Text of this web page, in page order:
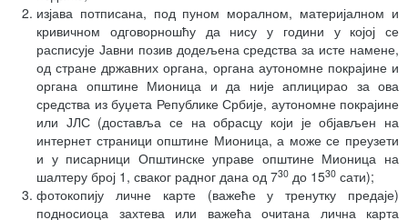
изјава потписана, под пуном моралном, материјалном и
кривичном одговорношћу да нису у години у којој се
расписује Јавни позив додељена средства за исте намене,
од стране државних органа, органа аутономне покрајине и
органа општине Мионица и да није аплицирао за ова
средства из буџета Републике Србије, аутономне покрајине
или ЈЛС (доставља се на обрасцу који је објављен на
интернет страници општине Мионица, а може се преузети
и у писарници Општинске управе општине Мионица на
шалтеру број 1, сваког радног дана од 730 до 1530 сати);
фотокопију личне карте (важеће у тренутку предаје)
подносиоца захтева или важећа очитана лична карта